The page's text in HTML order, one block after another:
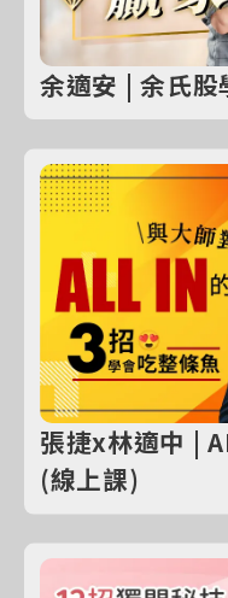
余適安 | 余氏股
張捷x林適中 |
(線上課)